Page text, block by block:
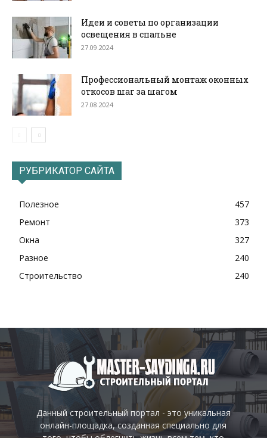
Идеи и советы по организации
освещения в спальне
27.09.2024
Профессиональный монтаж оконных
откосов шаг за шагом
27.08.2024
РУБРИКАТОР САЙТА
Полезное
457
Ремонт
373
Окна
327
Разное
240
Строительство
240
Данный строительный портал - это уникальная
онлайн-площадка, созданная специально для